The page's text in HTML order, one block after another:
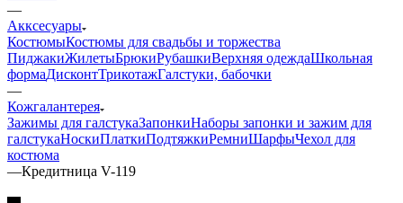
—
Акксесуары
КостюмыКостюмы для свадьбы и торжества
ПиджакиЖилетыБрюкиРубашкиВерхняя одеждаШкольная
формаДисконтТрикотажГалстуки, бабочки
—
Кожгалантерея
Зажимы для галстукаЗапонкиНаборы запонки и зажим для
галстукаНоскиПлаткиПодтяжкиРемниШарфыЧехол для
костюма
—Кредитница V-119